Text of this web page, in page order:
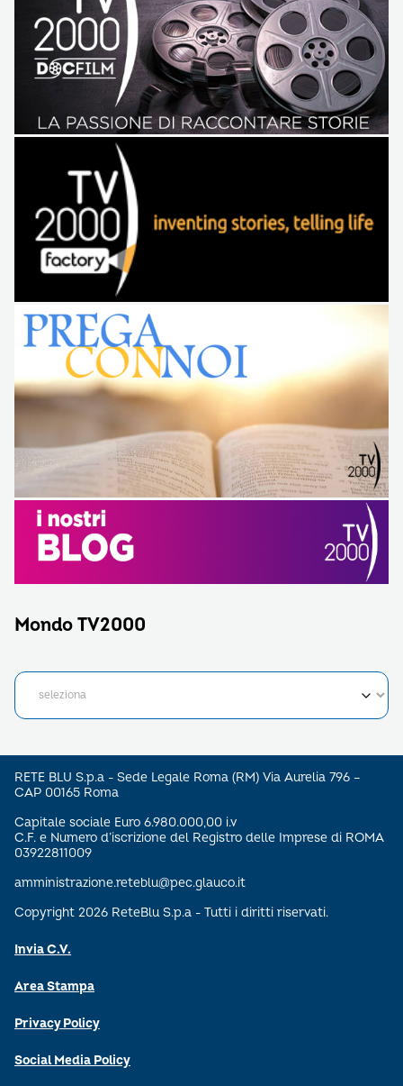
Mondo TV2000
RETE BLU S.p.a - Sede Legale Roma (RM) Via Aurelia 796 –
CAP 00165 Roma
Capitale sociale Euro 6.980.000,00 i.v
C.F. e Numero d’iscrizione del Registro delle Imprese di ROMA
03922811009
amministrazione.reteblu@pec.glauco.it
Copyright 2026 ReteBlu S.p.a - Tutti i diritti riservati.
Invia C.V.
Area Stampa
Privacy Policy
Social Media Policy